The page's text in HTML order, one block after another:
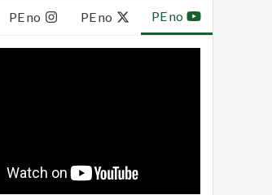
PE no PE no PE no